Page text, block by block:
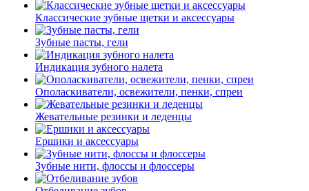
Классические зубные щетки и аксессуары
Зубные пасты, гели
Индикация зубного налета
Ополаскиватели, освежители, пенки, спреи
Жевательные резинки и леденцы
Ершики и аксессуары
Зубные нити, флоссы и флоссеры